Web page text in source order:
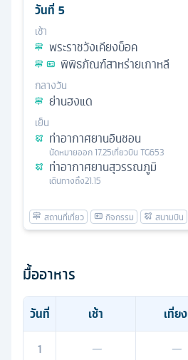
วันที่ 5
เช้า
พระราชวังเคียงบ็อค
พิพิธภัณฑ์สาหร่ายเกาหลี
กลางวัน
ย่านฮงแด
เย็น
ท่าอากาศยานอินชอน
นัดหมายออก17.25เที่ยวบิน TG653
ท่าอากาศยานสุวรรณภูมิ
เดินทางถึง21.15
มื้ออาหาร
วันที่ เช้า เที่ยง
1
— —